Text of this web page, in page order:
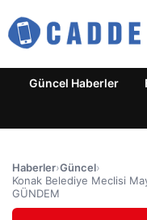
Güncel Haberler
Haberler›Güncel›
Konak Belediye Meclisi
GÜNDEM